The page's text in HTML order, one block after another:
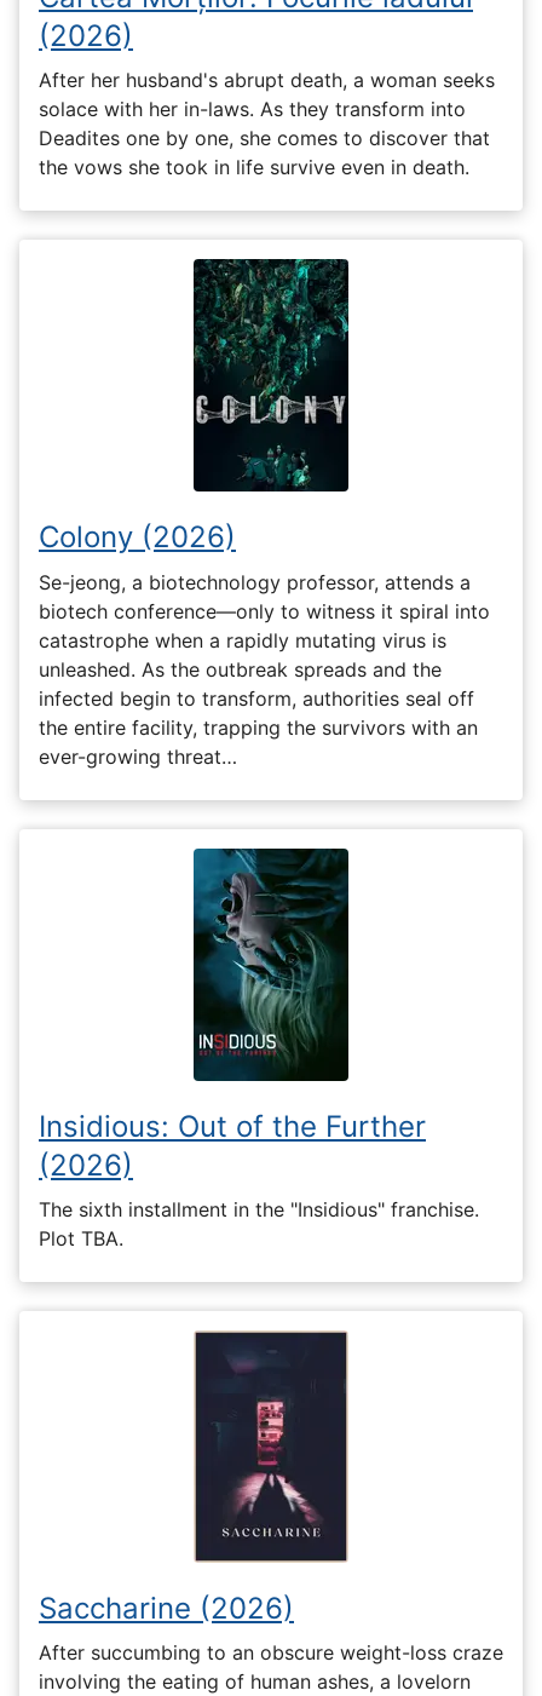
(2026)
After her husband's abrupt death, a woman seeks
solace with her in-laws. As they transform into
Deadites one by one, she comes to discover that
the vows she took in life survive even in death.
Colony (2026)
Se-jeong, a biotechnology professor, attends a
biotech conference—only to witness it spiral into
catastrophe when a rapidly mutating virus is
unleashed. As the outbreak spreads and the
infected begin to transform, authorities seal off
the entire facility, trapping the survivors with an
ever-growing threat…
Insidious: Out of the Further
(2026)
The sixth installment in the "Insidious" franchise.
Plot TBA.
Saccharine (2026)
After succumbing to an obscure weight-loss craze
involving the eating of human ashes, a lovelorn